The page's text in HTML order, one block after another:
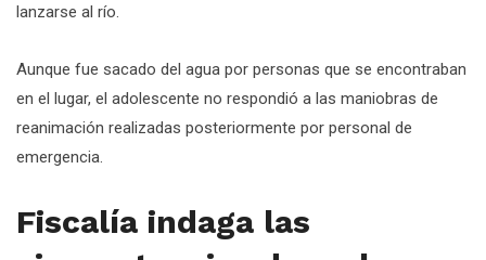
lanzarse al río.
Aunque fue sacado del agua por personas que se encontraban
en el lugar, el adolescente no respondió a las maniobras de
reanimación realizadas posteriormente por personal de
emergencia.
Fiscalía indaga las